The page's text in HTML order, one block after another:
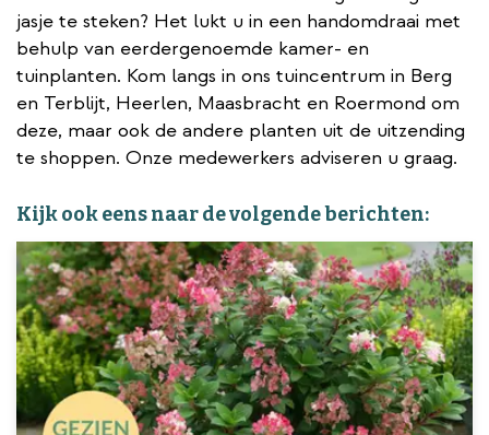
jasje te steken? Het lukt u in een handomdraai met
behulp van eerdergenoemde kamer- en
tuinplanten. Kom langs in ons tuincentrum in Berg
en Terblijt, Heerlen, Maasbracht en Roermond om
deze, maar ook de andere planten uit de uitzending
te shoppen. Onze medewerkers adviseren u graag.
Kijk ook eens naar de volgende berichten: